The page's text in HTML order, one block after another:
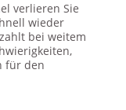
verlieren Sie
wieder
bei weitem
für den